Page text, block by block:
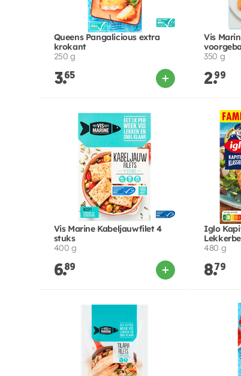
Queens Pangalicious extra
krokant
250 g
3.65
Vis
350 g
2.99
Vis Marine Kabeljauwfilet 4
stuks
400 g
6.89
Iglo
480 g
8.79